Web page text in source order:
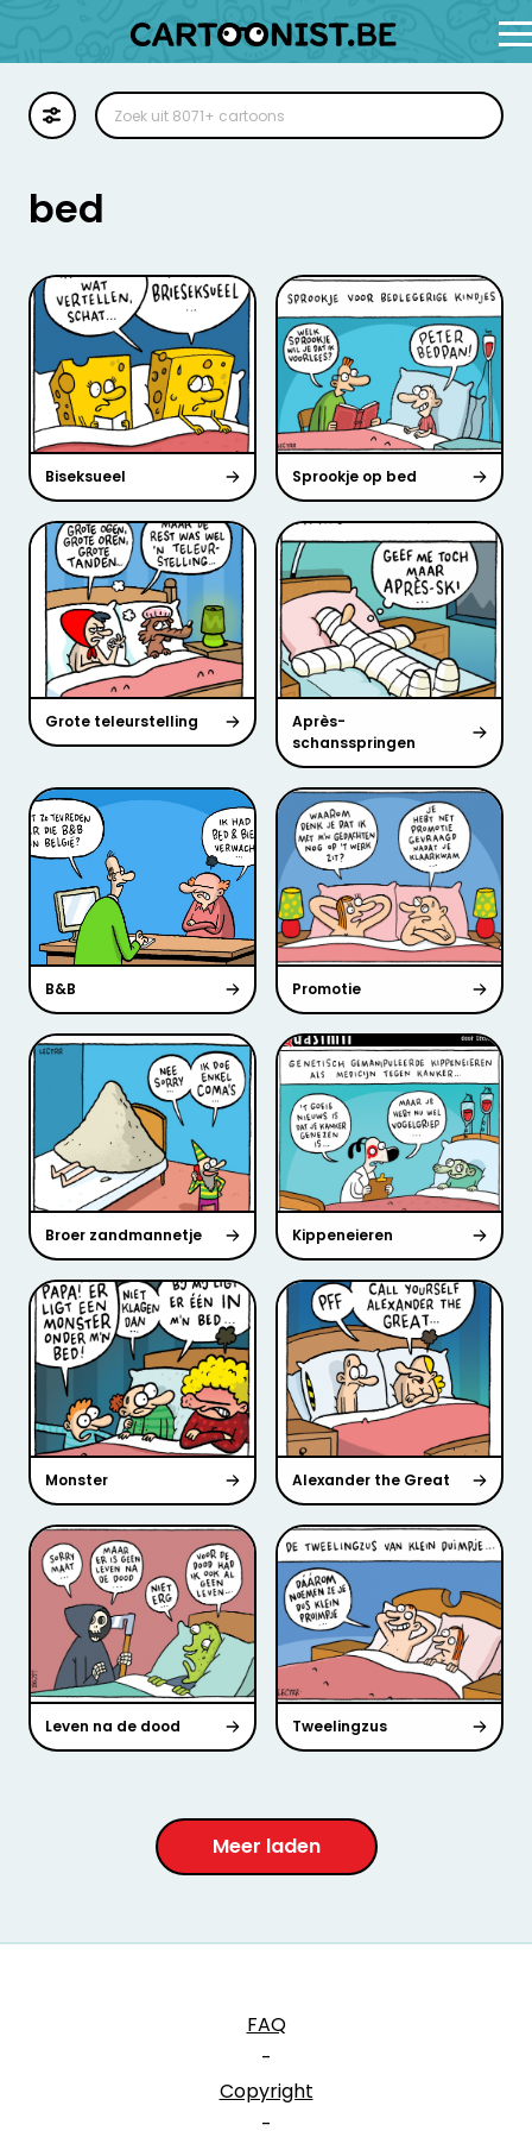
Illustratie
Zoekplaat
Stockillustratie
Strip
bed
Biseksueel Sprookje op bed
Grote teleurstelling
Après-
schansspringen
B&B Promotie
Broer zandmannetje Kippeneieren
Monster Alexander the Great
Leven na de dood Tweelingzus
Meer laden
FAQ
-
Copyright
-